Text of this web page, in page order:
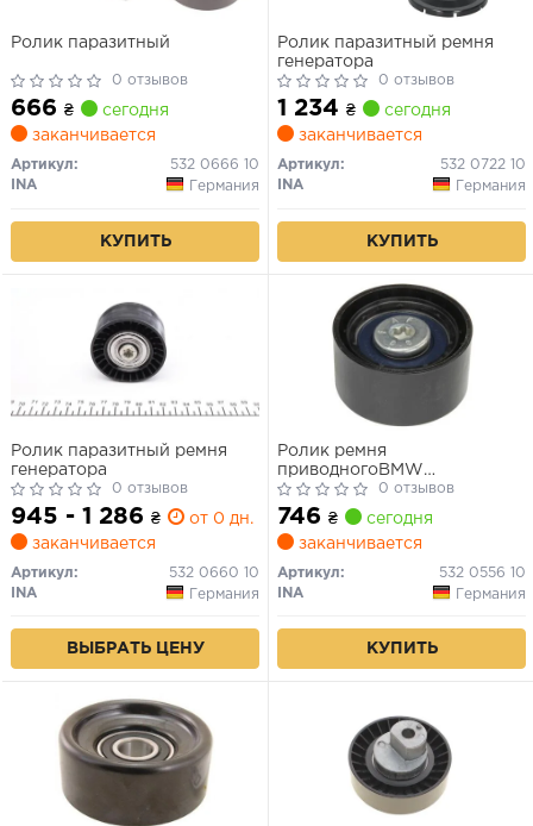
Ролик паразитный
0 отзывов
666 ₴
сегодня
заканчивается
Артикул:
532 0666 10
INA
Германия
КУПИТЬ
Ролик паразитный ремня
генератора
0 отзывов
1 234 ₴
сегодня
заканчивается
Артикул:
532 0722 10
INA
Германия
КУПИТЬ
Ролик паразитный ремня
генератора
0 отзывов
945 - 1 286 ₴
от 0 дн.
заканчивается
Артикул:
532 0660 10
INA
Германия
ВЫБРАТЬ ЦЕНУ
Ролик ремня
приводногоBMW
1(E81)/3(E90)/5(F10)/7(F01)/
03- 2.0-3.0 DIESEL обводной
0 отзывов
746 ₴
сегодня
заканчивается
Артикул:
532 0556 10
INA
Германия
КУПИТЬ